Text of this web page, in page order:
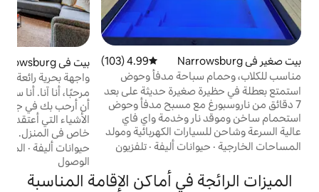
متوسط التقييم 4.99 من 5، 103 مراجعات
4.99 (103)
مدفأ وحوض
حديثة على بعد
مسبح مدفأ وحوض
وخدمة واي فاي
الكهربائية ومولد
احتياطي وفناء مسيج بالكامل لكلابك! يقع بيتي
الرئيسي!
وليفينغستون مانور
أليفة·تلفزيون
بيت في Narrowsburg متوسط التقييم 4.93 من 5، 147 مراجعات
4.93 (147)
واجهة بحرية رائعة مع حوض استحمام ساخن
ومستوى ألعاب
مرحبًا، أنا آنا. أنا سعيدة جدًا لوجودك هنا، وأود
أن أرحب بك في جاي بيج سكاي! إليك بعض
الأشياء التي أعتقد أنك ستستمتع بها بشكل
خاص في المنزل. النقاط البارزة - ستعجبك: •
الموقع - موقع هادئ على الواجهة البحرية على
بحيرة مساحتها 27 فدانًا • حوض استحمام
ساخن (على مدار العام) - هدية للاسترخاء بعد
المشي لمسافات طويلة أو التزلج أو الاستكشاف
حيوانات أليفة·المساحات الخارجية·تسجيل
أماكن الإقامة المناسبة